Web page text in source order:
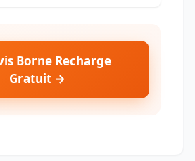
Borne Recharge
Gratuit →